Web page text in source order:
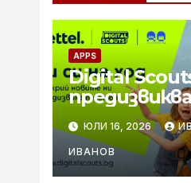
APPS
Digital
предизвиква
децата до
години с
онлайн игра
ЮЛИ 16, 2026
ИВАНОВ